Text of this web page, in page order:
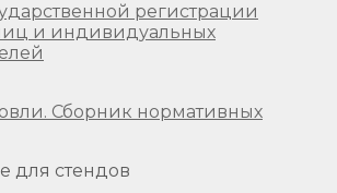
регистрации
и индивидуальных
для стендов